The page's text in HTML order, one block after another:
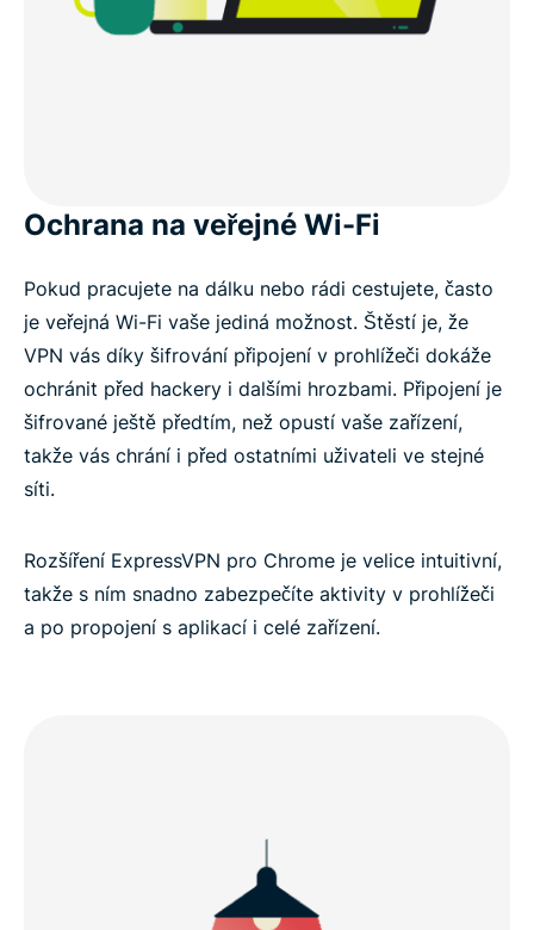
Ochrana na veřejné Wi-Fi
Pokud pracujete na dálku nebo rádi cestujete, často
je veřejná Wi-Fi vaše jediná možnost. Štěstí je, že
VPN vás díky šifrování připojení v prohlížeči dokáže
ochránit před hackery i dalšími hrozbami. Připojení je
šifrované ještě předtím, než opustí vaše zařízení,
takže vás chrání i před ostatními uživateli ve stejné
síti.
Rozšíření ExpressVPN pro Chrome je velice intuitivní,
takže s ním snadno zabezpečíte aktivity v prohlížeči
a po propojení s aplikací i celé zařízení.